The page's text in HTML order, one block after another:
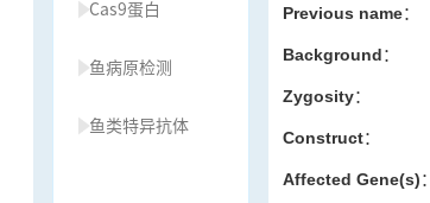
Cas9蛋白
鱼病原检测
鱼类特异抗体
Previous name：
Background：
Zygosity：
Construct：
Affected Gene(s)：